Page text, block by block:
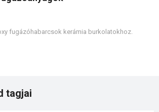
fugázóhabarcsok kerámia burkolatokhoz.
tagjai